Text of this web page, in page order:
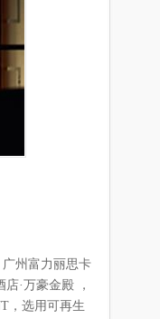
州富力丽思卡
·万豪金殿 ，
，选用可再生